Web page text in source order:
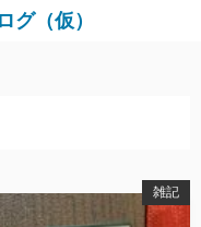
グ（仮）
雑記